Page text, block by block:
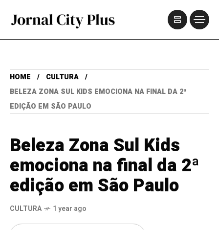
HOME
CULTURA
BELEZA ZONA SUL KIDS EMOCIONA NA FINAL DA 2ª
EDIÇÃO EM SÃO PAULO
Beleza Zona Sul Kids
emociona na final da 2ª
edição em São Paulo
CULTURA 1 year ago